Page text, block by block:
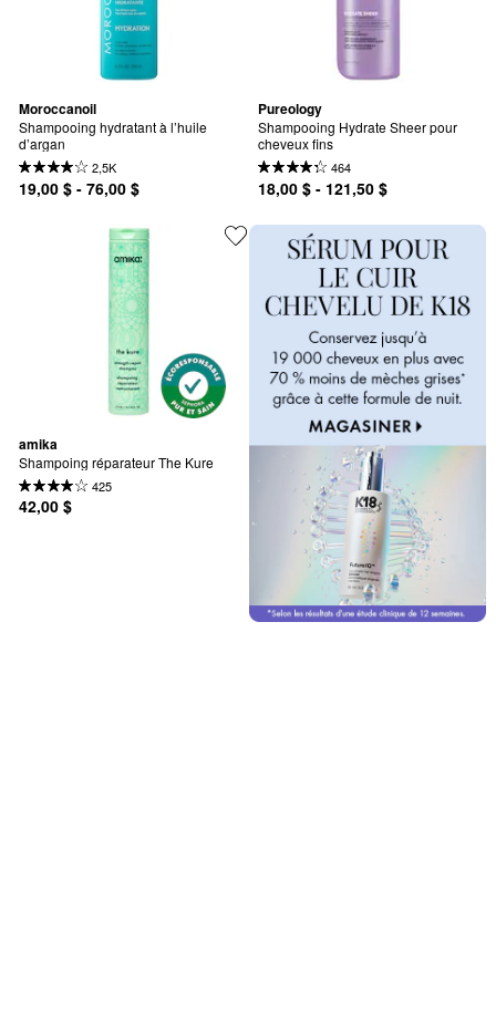
Moroccanoil
Shampooing hydratant à l’huile
d’argan
2,5K
19,00 $ - 76,00 $
Pureology
Shampooing Hydrate Sheer pour
cheveux fins
464
18,00 $ - 121,50 $
amika
Shampoing réparateur The Kure
425
42,00 $